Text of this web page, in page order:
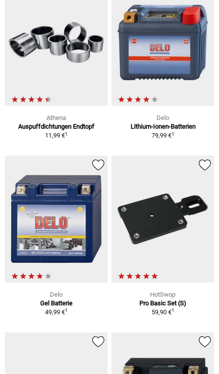
Athena
Auspuffdichtungen Endtopf
11,99 €1
Delo
Lithium-Ionen-Batterien
79,99 €1
Delo
Gel Batterie
49,99 €1
HotSwop
Pro Basic Set (S)
59,90 €1